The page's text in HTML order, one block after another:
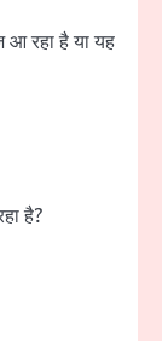
आ रहा है या यह
है?